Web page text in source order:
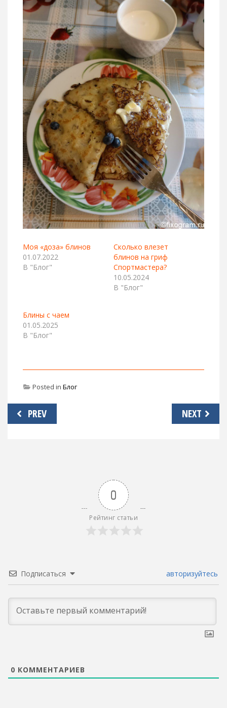
Моя «доза» блинов
01.07.2022
В "Блог"
Сколько влезет
блинов на гриф
Спортмастера?
10.05.2024
В "Блог"
Блины с чаем
01.05.2025
В "Блог"
Posted in Блог
Навигация
по
PREV NEXT
0
Рейтинг статьи
Подписаться авторизуйтесь
0 КОММЕНТАРИЕВ